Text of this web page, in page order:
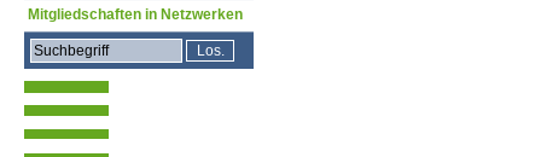
Mitgliedschaften in Netzwerken